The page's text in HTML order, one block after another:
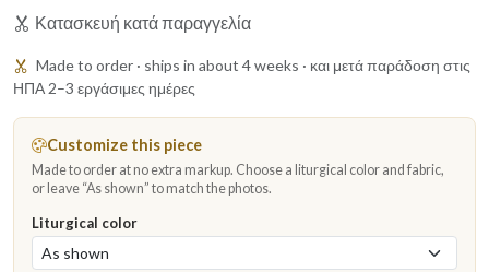
Κατασκευή κατά παραγγελία
Made to order · ships in about 4 weeks · και μετά παράδοση στις
ΗΠΑ 2–3 εργάσιμες ημέρες
Customize this piece
Made to order at no extra markup. Choose a liturgical color and fabric,
or leave “As shown” to match the photos.
Liturgical color